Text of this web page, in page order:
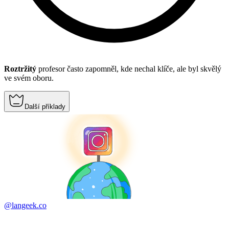
Roztržitý profesor často zapomněl, kde nechal klíče, ale byl skvělý
ve svém oboru.
Další příklady
@langeek.co